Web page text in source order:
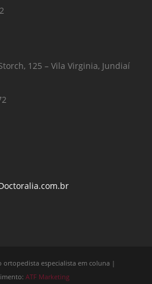
125 – Vila Virginia, Jundiaí
ortopedista especialista em coluna |
ATF Marketing